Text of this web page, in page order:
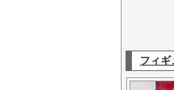
フィギ